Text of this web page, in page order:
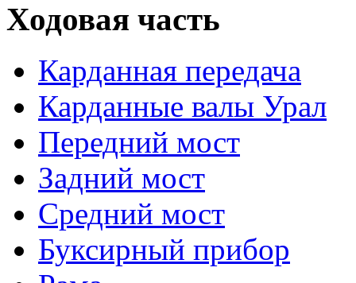
Ходовая часть
Карданная передача
Карданные валы Урал
Передний мост
Задний мост
Средний мост
Буксирный прибор